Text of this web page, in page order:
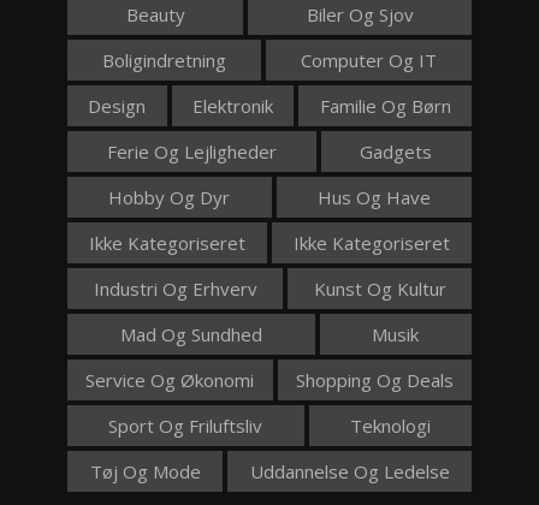
Beauty
Biler Og Sjov
Boligindretning
Computer Og IT
Design
Elektronik
Familie Og Børn
Ferie Og Lejligheder
Gadgets
Hobby Og Dyr
Hus Og Have
Ikke Kategoriseret
Ikke Kategoriseret
Industri Og Erhverv
Kunst Og Kultur
Mad Og Sundhed
Musik
Service Og Økonomi
Shopping Og Deals
Sport Og Friluftsliv
Teknologi
Tøj Og Mode
Uddannelse Og Ledelse